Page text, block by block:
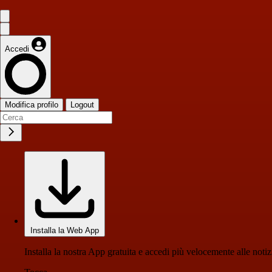
Accedi
Modifica profilo Logout
Installa la Web App
Installa la nostra App gratuita e accedi più velocemente alle